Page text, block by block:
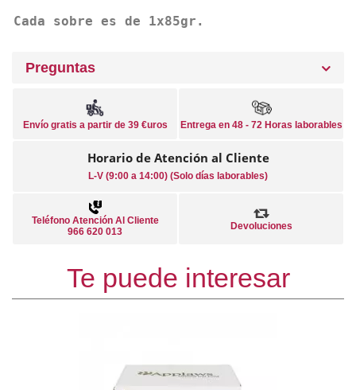
Cada sobre es de 1x85gr.
Preguntas
Envío gratis a partir de 39 €uros Entrega en 48 - 72 Horas laborables
Horario de Atención al Cliente
L-V (9:00 a 14:00) (Solo días laborables)
Teléfono Atención Al Cliente
966 620 013
Devoluciones
Te puede interesar